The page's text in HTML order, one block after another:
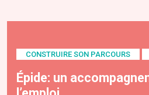
CONSTRUIRE SON PARCOURS
Épide: un